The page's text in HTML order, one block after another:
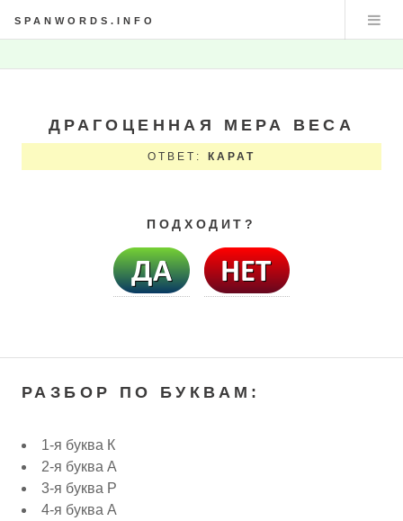
SPANWORDS.INFO
ДРАГОЦЕННАЯ МЕРА ВЕСА
ОТВЕТ: КАРАТ
ПОДХОДИТ?
РАЗБОР ПО БУКВАМ:
1-я буква К
2-я буква А
3-я буква Р
4-я буква А